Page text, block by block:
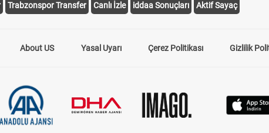
Trabzonspor Transfer Canlı İzle iddaa Sonuçları Aktif Sayaç
About US Yasal Uyarı Çerez Politikası Gizlilik